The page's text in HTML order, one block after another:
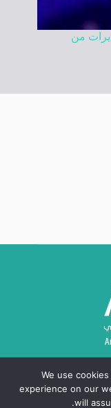
من
We use
experience on our
will